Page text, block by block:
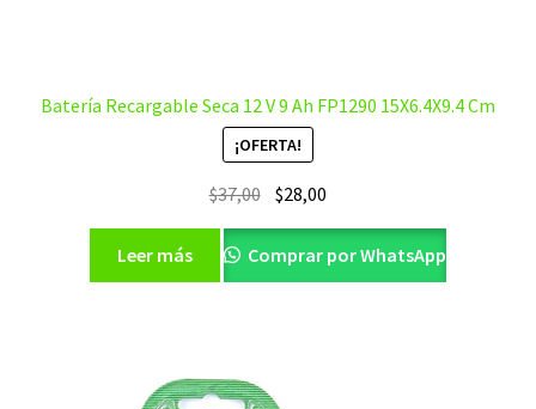
Batería Recargable Seca 12 V 9 Ah FP1290 15X6.4X9.4 Cm
¡OFERTA!
$37,00 El
original
era:
$28,00
actual
es:
Leer más Comprar por WhatsApp